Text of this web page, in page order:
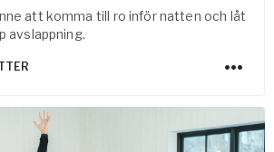
att komma till ro inför natten och låt
avslappning.